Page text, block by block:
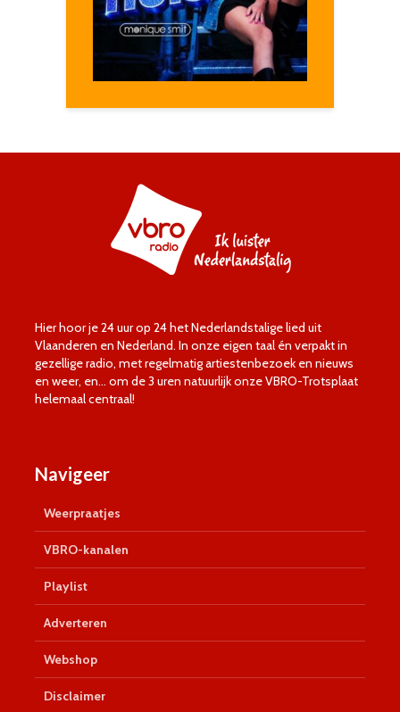
Hier hoor je 24 uur op 24 het Nederlandstalige lied uit
Vlaanderen en Nederland. In onze eigen taal én verpakt in
gezellige radio, met regelmatig artiestenbezoek en nieuws
en weer, en… om de 3 uren natuurlijk onze VBRO-Trotsplaat
helemaal centraal!
Navigeer
Weerpraatjes
VBRO-kanalen
Playlist
Adverteren
Webshop
Disclaimer